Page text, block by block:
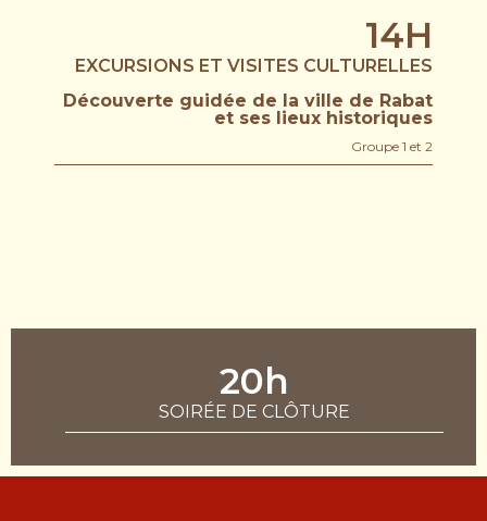
14H
EXCURSIONS ET VISITES CULTURELLES
Découverte guidée de la ville de Rabat
et ses lieux historiques
Groupe 1 et 2
20h
SOIRÉE DE CLÔTURE